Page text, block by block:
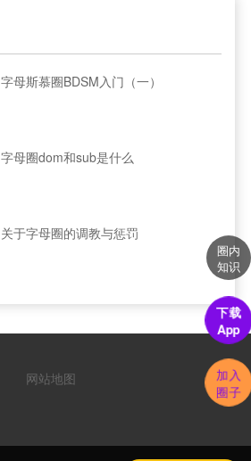
字母斯慕圈BDSM入门（一）
字母圈dom和sub是什么
关于字母圈的调教与惩罚
网站地图
圈内
知识
下载
App
加入
圈子